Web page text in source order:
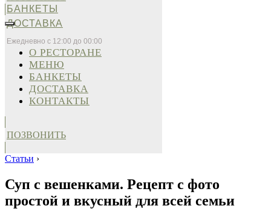
БАНКЕТЫ
ДОСТАВКА
Ежедневно с 12:00 до 00:00
О РЕСТОРАНЕ
МЕНЮ
БАНКЕТЫ
ДОСТАВКА
КОНТАКТЫ
ПОЗВОНИТЬ
Статьи ›
Суп с вешенками. Рецепт с фото
простой и вкусный для всей семьи